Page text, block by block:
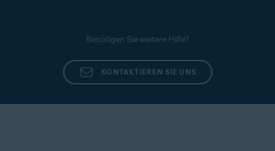
Benötigen Sie weitere Hilfe?
KONTAKTIEREN SIE UNS